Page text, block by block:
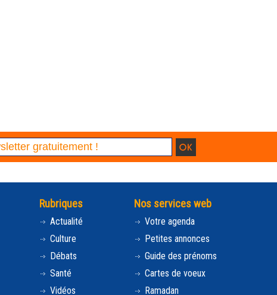
Rubriques
Actualité
Culture
Débats
Santé
Vidéos
Nos services web
Votre agenda
Petites annonces
Guide des prénoms
Cartes de voeux
Ramadan